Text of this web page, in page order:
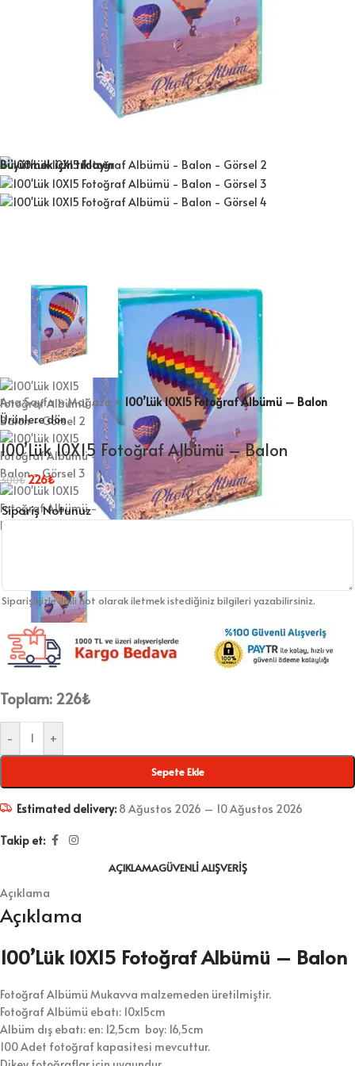
Büyütmek için tıklayın
Ana Sayfa»Mağaza » 100’Lük 10X15 Fotoğraf Albümü – Balon
Ürünlere dön
100’Lük 10X15 Fotoğraf Albümü – Balon
300₺226₺
Sipariş Notunuz
Siparişinizle ilgili not olarak iletmek istediğiniz bilgileri yazabilirsiniz.
Toplam: 226₺
- +
Sepete Ekle
Estimated delivery: 8 Ağustos 2026 – 10 Ağustos 2026
Takip et:
AÇIKLAMAGÜVENLI ALIŞVERIŞ
Açıklama
Açıklama
100’Lük 10X15 Fotoğraf Albümü – Balon
Fotoğraf Albümü Mukavva malzemeden üretilmiştir.
Fotoğraf Albümü ebatı: 10x15cm
Albüm dış ebatı: en: 12,5cm boy: 16,5cm
100 Adet fotoğraf kapasitesi mevcuttur.